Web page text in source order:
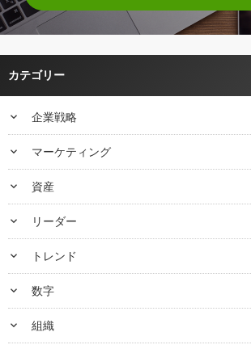
カテゴリー
keyboard_arrow_down 企業戦略
keyboard_arrow_down マーケティング
keyboard_arrow_down 資産
keyboard_arrow_down リーダー
keyboard_arrow_down トレンド
keyboard_arrow_down 数字
keyboard_arrow_down 組織